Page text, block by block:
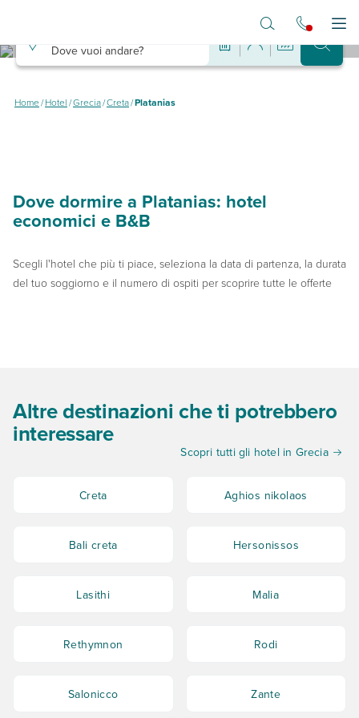
Dove vuoi andare?
Hotel a Platanias
Dove dormire a Platanias spendendo poco
Home/Hotel/Grecia/Creta/Platanias
Dove dormire a Platanias: hotel
economici e B&B
Scegli l'hotel che più ti piace, seleziona la data di partenza, la durata
del tuo soggiorno e il numero di ospiti per scoprire tutte le offerte
Altre destinazioni che ti potrebbero
interessare
Scopri tutti gli hotel in Grecia
Creta Aghios nikolaos
Bali creta Hersonissos
Lasithi Malia
Rethymnon Rodi
Salonicco Zante